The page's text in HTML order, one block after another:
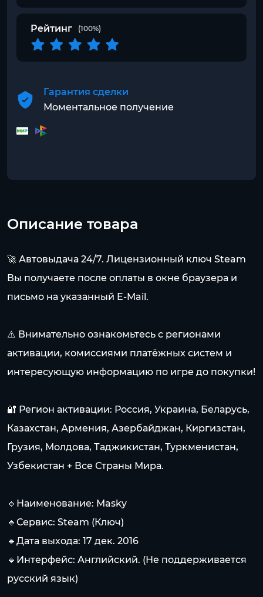
Рейтинг (100%)
Гарантия сделки
Моментальное получение
Описание товара
🚀 Автовыдача 24/7. Лицензионный ключ Steam
Вы получаете после оплаты в окне браузера и
письмо на указанный E-Mail.
⚠️ Внимательно ознакомьтесь с регионами
активации, комиссиями платёжных систем и
интересующую информацию по игре до покупки!
🔐 Регион активации: Россия, Украина, Беларусь,
Казахстан, Армения, Азербайджан, Киргизстан,
Грузия, Молдова, Таджикистан, Туркменистан,
Узбекистан + Все Страны Мира.
🔹Наименование: Masky
🔹Сервис: Steam (Ключ)
🔹Дата выхода: 17 дек. 2016
🔹Интерфейс: Английский. (Не поддерживается
русский язык)